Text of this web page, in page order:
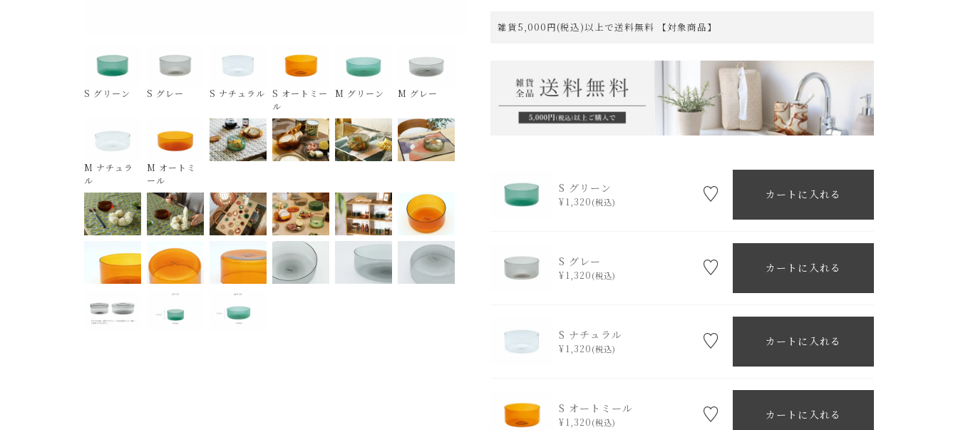
S グリーン S グレー S ナチュラル
S オートミー
ル
M グリーン M グレー
M ナチュラ
ル
M オートミ
ール
雑貨5,000円(税込)以上で送料無料 【対象商品】
S グリーン
¥1,320 税込
カートに入れる
S グレー
¥1,320 税込
カートに入れる
S ナチュラル
¥1,320 税込
カートに入れる
S オートミール
¥1,320 税込
カートに入れる